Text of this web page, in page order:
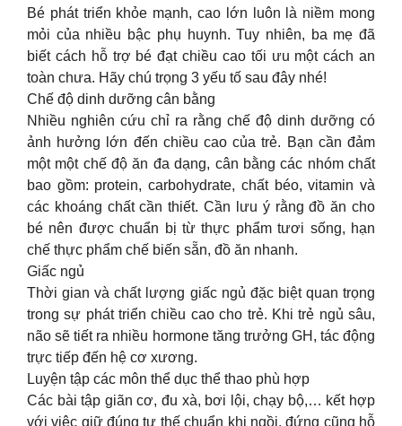
Bé phát triển khỏe mạnh, cao lớn luôn là niềm mong
mỏi của nhiều bậc phụ huynh. Tuy nhiên, ba mẹ đã
biết cách hỗ trợ bé đạt chiều cao tối ưu một cách an
toàn chưa. Hãy chú trọng 3 yếu tố sau đây nhé!
Chế độ dinh dưỡng cân bằng
Nhiều nghiên cứu chỉ ra rằng chế độ dinh dưỡng có
ảnh hưởng lớn đến chiều cao của trẻ. Bạn cần đảm
một một chế độ ăn đa dạng, cân bằng các nhóm chất
bao gồm: protein, carbohydrate, chất béo, vitamin và
các khoáng chất cần thiết. Cần lưu ý rằng đồ ăn cho
bé nên được chuẩn bị từ thực phẩm tươi sống, hạn
chế thực phẩm chế biến sẵn, đồ ăn nhanh.
Giấc ngủ
Thời gian và chất lượng giấc ngủ đặc biệt quan trọng
trong sự phát triển chiều cao cho trẻ. Khi trẻ ngủ sâu,
não sẽ tiết ra nhiều hormone tăng trưởng GH, tác động
trực tiếp đến hệ cơ xương.
Luyện tập các môn thể dục thể thao phù hợp
Các bài tập giãn cơ, đu xà, bơi lội, chạy bộ,… kết hợp
với việc giữ đúng tư thế chuẩn khi ngồi, đứng cũng hỗ